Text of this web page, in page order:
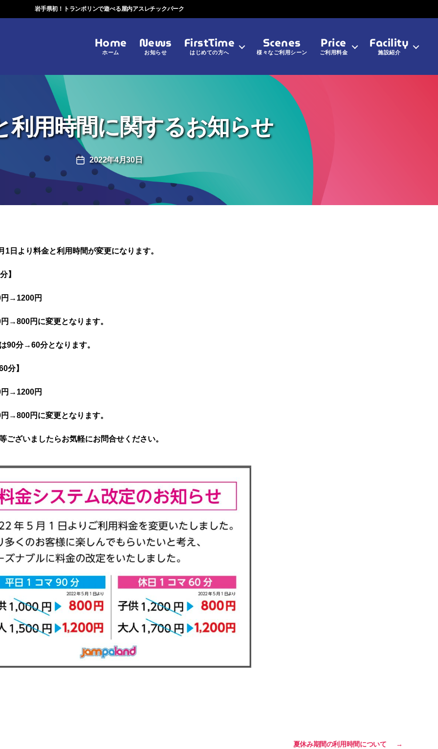
岩手県初！トランポリンで遊べる屋内アスレチックパーク
Home
ホーム
News
お知らせ
FirstTime
はじめての方へ
Scenes
様々なご利用シーン
Price
ご利用料金
Facility
施設紹介
利用時間に関するお知らせ
投
日
2022年4月30日
1日より料金と利用時間が変更になります。
】
→1200円
→800円に変更となります。
90分→60分となります。
分】
→1200円
→800円に変更となります。
ございましたらお気軽にお問合せください。
→
夏休み期間の利用時間について